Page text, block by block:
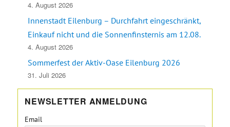
4. August 2026
Innenstadt Eilenburg – Durchfahrt eingeschränkt,
Einkauf nicht und die Sonnenfinsternis am 12.08.
4. August 2026
Sommerfest der Aktiv-Oase Eilenburg 2026
31. Juli 2026
NEWSLETTER ANMELDUNG
Email